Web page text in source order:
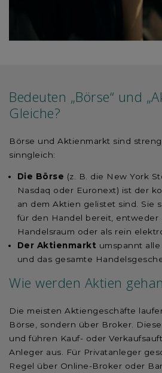
Bedeuten „Börse“ und
Gleiche?
Börse und Aktienmarkt sind
sinngleich:
Die Börse (z. B. die New York
Nasdaq oder Euronext) ist der
an dem Aktien gelistet sind. Sie
für den Handel bereit, entweder
Handelsraum oder als rein
Der Aktienmarkt umspannt
und das gesamte
Wie werden Aktien
Die meisten Aktiengeschäfte
Börse, sondern über Broker.
und führen Kauf- oder
Anleger aus. Für Privatanleger
Regel über Online-Broker oder